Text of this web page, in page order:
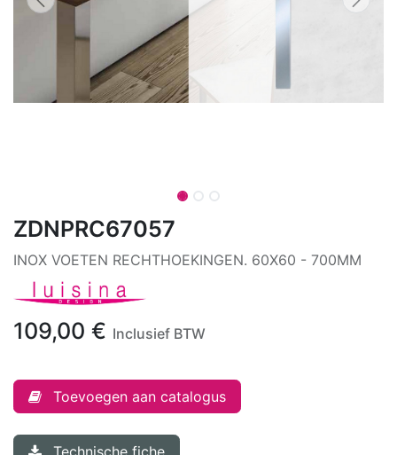
ZDNPRC67057
INOX VOETEN RECHTHOEKINGEN. 60X60 - 700MM
109,00 € Inclusief BTW
Toevoegen aan catalogus